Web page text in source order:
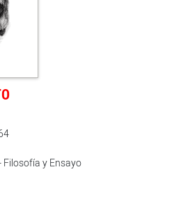
Filosofía y Ensayo